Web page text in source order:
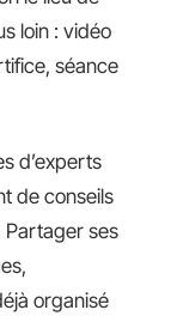
loin : vidéo
séance
d’experts
de conseils
Partager ses
organisé